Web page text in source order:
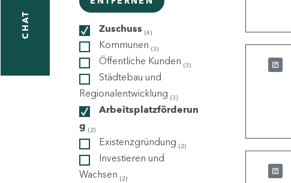
CHAT Zuschuss (4)
Kommunen (3)
Öffentliche Kunden (3)
Städtebau und
Regionalentwicklung (3)
Arbeitsplatzförderun
g (2)
Existenzgründung (2)
Investieren und
Wachsen (2)